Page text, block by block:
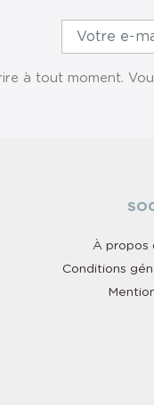
à tout moment.
À propos
Conditions